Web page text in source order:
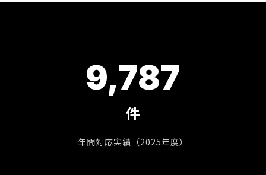
9,787
件
年間対応実績（2025年度）